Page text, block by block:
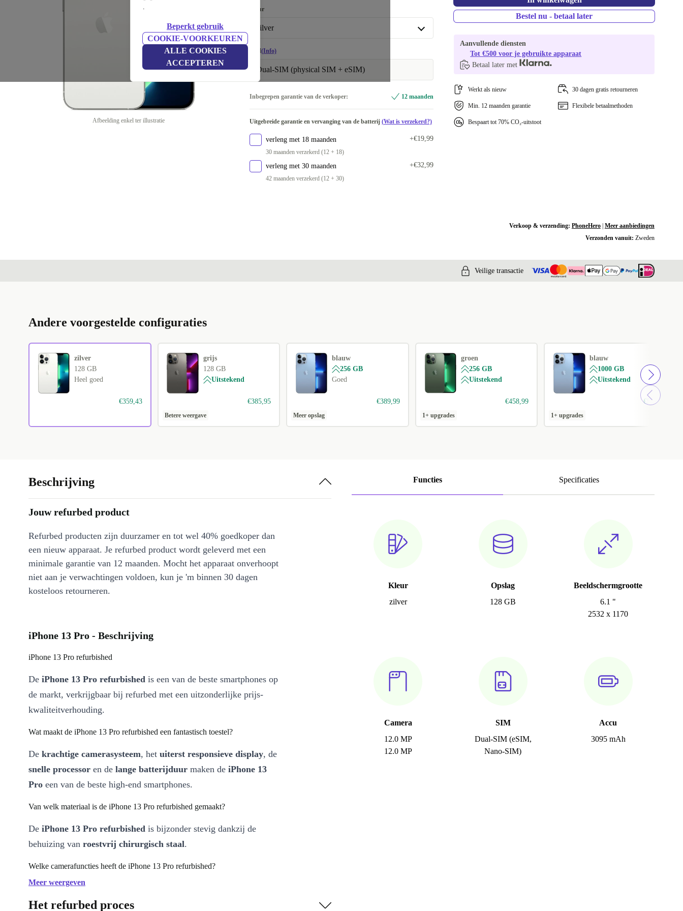
.
Beperkt gebruik
COOKIE-VOORKEUREN
ALLE COOKIES
ACCEPTEREN
Afbeelding enkel ter illustratie
128 GB
256 GB +€131,56
Kleur
zilver
zilver
blauw
groen +€74,57
SIM(Info)
Dual-SIM (physical SIM + eSIM)
Inbegrepen garantie van de verkoper: 12 maanden
Uitgebreide garantie en vervanging van de batterij (Wat is verzekerd?)
verleng met 18 maanden
30 maanden verzekerd (12 + 18)
+€19,99
verleng met 30 maanden
42 maanden verzekerd (12 + 30)
+€32,99
Bestel nu - betaal later
Aanvullende diensten
Tot €500 voor je gebruikte apparaat
Betaal later met
Werkt als nieuw 30 dagen gratis retourneren
Min. 12 maanden garantie Flexibele betaalmethoden
Bespaart tot 70% CO₂-uitstoot
Verkoop & verzending: PhoneHero| Meer aanbiedingen
Verzonden vanuit: Zweden
Veilige transactie
Andere voorgestelde configuraties
zilver
128 GB
Heel goed
€359,43
grijs
128 GB
Uitstekend
€385,95
Betere weergave
blauw
256 GB
Goed
€389,99
Meer opslag
groen
256 GB
Uitstekend
€458,99
1+ upgrades
blauw
1000 GB
Uitstekend
€544
1+ upgrades
Functies Specificaties
Kleur
zilver
Opslag
128 GB
Beeldschermgrootte
6.1 "
2532 x 1170
Camera
12.0 MP
12.0 MP
SIM
Dual-SIM (eSIM,
Nano-SIM)
Accu
3095 mAh
Beschrijving
Jouw refurbed product
Refurbed producten zijn duurzamer en tot wel 40% goedkoper dan
een nieuw apparaat. Je refurbed product wordt geleverd met een
minimale garantie van 12 maanden. Mocht het apparaat onverhoopt
niet aan je verwachtingen voldoen, kun je 'm binnen 30 dagen
kosteloos retourneren.
iPhone 13 Pro - Beschrijving
iPhone 13 Pro refurbished
De iPhone 13 Pro refurbished is een van de beste smartphones op
de markt, verkrijgbaar bij refurbed met een uitzonderlijke prijs-
kwaliteitverhouding.
Wat maakt de iPhone 13 Pro refurbished een fantastisch toestel?
De krachtige camerasysteem, het uiterst responsieve display, de
snelle processor en de lange batterijduur maken de iPhone 13
Pro een van de beste high-end smartphones.
Van welk materiaal is de iPhone 13 Pro refurbished gemaakt?
De iPhone 13 Pro refurbished is bijzonder stevig dankzij de
behuizing van roestvrij chirurgisch staal.
Welke camerafuncties heeft de iPhone 13 Pro refurbished?
Met de geavanceerde camera van de
alleenmacrofoto’s maken van slechts twee centimeter afstand,
Meer weergeven
Het refurbed proces